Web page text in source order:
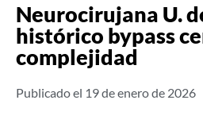
Neurocirujana U.
histórico bypass
complejidad
Publicado el 19 de enero de 2026